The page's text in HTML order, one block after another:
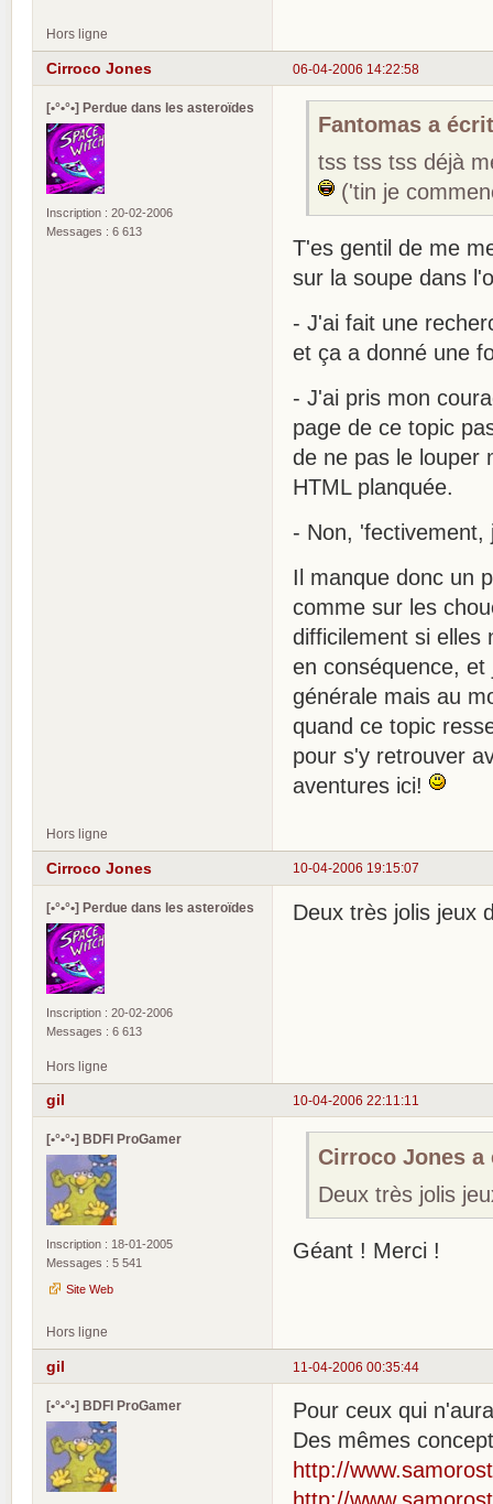
Hors ligne
06-04-2006 14:22:58
Cirroco Jones
[•°•°•] Perdue dans les asteroïdes
Inscription : 20-02-2006
Messages : 6 613
Fantomas a
tss tss tss déjà
('tin je
T'es gentil de me
sur la soupe dans
- J'ai fait une
et ça a donné une
- J'ai pris mon
page de ce topic
de ne pas le louper
HTML planquée.
- Non, 'fectivement,
Il manque donc un
comme sur les
difficilement si elles
en conséquence,
générale mais au
quand ce topic
pour s'y retrouver
aventures ici!
Hors ligne
10-04-2006 19:15:07
Cirroco Jones
[•°•°•] Perdue dans les asteroïdes
Inscription : 20-02-2006
Messages : 6 613
Deux très jolis jeux
Hors ligne
10-04-2006 22:11:11
gil
[•°•°•] BDFI ProGamer
Inscription : 18-01-2005
Messages : 5 541
Site Web
Cirroco Jones a
Deux très jolis
Géant ! Merci !
Hors ligne
11-04-2006 00:35:44
gil
[•°•°•] BDFI ProGamer
Pour ceux qui
Des mêmes
http://